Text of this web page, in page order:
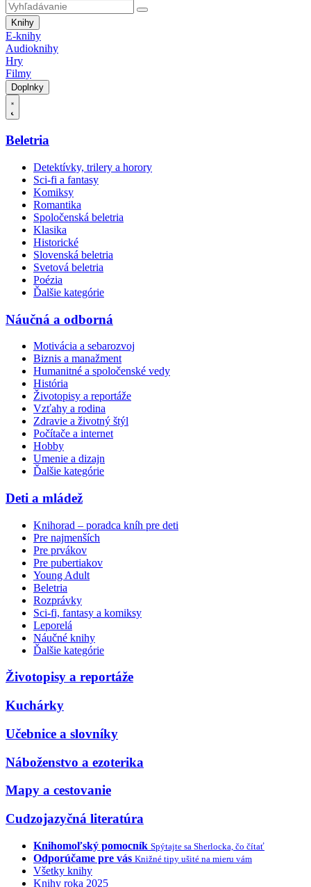
Knihy
E-knihy
Audioknihy
Hry
Filmy
Doplnky
Beletria
Detektívky, trilery a horory
Sci-fi a fantasy
Komiksy
Romantika
Spoločenská beletria
Klasika
Historické
Slovenská beletria
Svetová beletria
Poézia
Ďalšie kategórie
Náučná a odborná
Motivácia a sebarozvoj
Biznis a manažment
Humanitné a spoločenské vedy
História
Životopisy a reportáže
Vzťahy a rodina
Zdravie a životný štýl
Počítače a internet
Hobby
Umenie a dizajn
Ďalšie kategórie
Deti a mládež
Knihorad – poradca kníh pre deti
Pre najmenších
Pre prvákov
Pre pubertiakov
Young Adult
Beletria
Rozprávky
Sci-fi, fantasy a komiksy
Leporelá
Náučné knihy
Ďalšie kategórie
Životopisy a reportáže
Kuchárky
Učebnice a slovníky
Náboženstvo a ezoterika
Mapy a cestovanie
Cudzojazyčná literatúra
Knihomoľský pomocník Spýtajte sa Sherlocka, čo čítať
Odporúčame pre vás Knižné tipy ušité na mieru vám
Všetky knihy
Knihy roka 2025